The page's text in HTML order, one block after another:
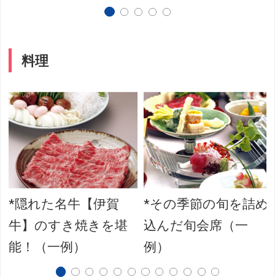
料理
*隠れた名牛【伊賀
牛】のすき焼きを堪
能！（一例）
*その季節の旬を詰め
込んだ旬会席（一
例）